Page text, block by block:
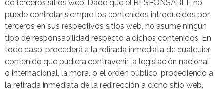
de terceros sitios web. Dado que el RESPONSABLE no
puede controlar siempre los contenidos introducidos por
terceros en sus respectivos sitios web, no asume ningún
tipo de responsabilidad respecto a dichos contenidos. En
todo caso, procederá a la retirada inmediata de cualquier
contenido que pudiera contravenir la legislación nacional
o internacional, la moral o el orden público, procediendo a
la retirada inmediata de la redirección a dicho sitio web,